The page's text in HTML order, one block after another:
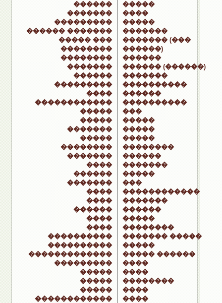
������
�������
���������
������ �������
����� ���
��������
��������
�������
������
���������
����
������������
�����
�����
�������
�����
��������
�������
����
������
�������
����
����
������
����
����
����������
����������
�������������
���������
�����
�����
�����
������������
�����
����
�����
�������
������� (���
������)
������
������ (������)
�������
����������
������
����������
���
�����
�����
�����
��������
������
�������
�����
���
������������
�������
������
�����
��������
������� �����
�����
����� ������
����
����
��������
����
����